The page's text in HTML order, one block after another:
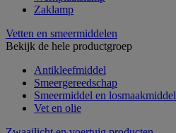
Zaklamp
Vetten en smeermiddelen
Bekijk de hele productgroep
Antikleefmiddel
Smeergereedschap
Smeermiddel en losmaakmiddel
Vet en olie